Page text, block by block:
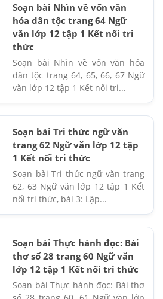
Soạn bài Nhìn về vốn văn
hóa dân tộc trang 64 Ngữ
văn lớp 12 tập 1 Kết nối tri
thức
Soạn bài Nhìn về vốn văn hóa
dân tộc trang 64, 65, 66, 67 Ngữ
văn lớp 12 tập 1 Kết nối tri...
Soạn bài Tri thức ngữ văn
trang 62 Ngữ văn lớp 12 tập
1 Kết nối tri thức
Soạn bài Tri thức ngữ văn trang
62, 63 Ngữ văn lớp 12 tập 1 Kết
nối tri thức, bài 3: Lập...
Soạn bài Thực hành đọc: Bài
thơ số 28 trang 60 Ngữ văn
lớp 12 tập 1 Kết nối tri thức
Soạn bài Thực hành đọc: Bài thơ